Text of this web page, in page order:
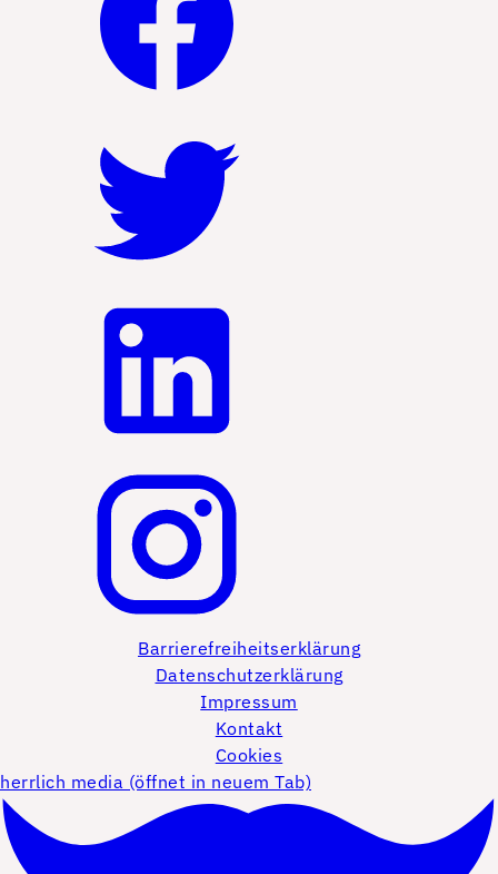
Barrierefreiheitserklärung
Datenschutzerklärung
Impressum
Kontakt
Cookies
herrlich media (öffnet in neuem Tab)